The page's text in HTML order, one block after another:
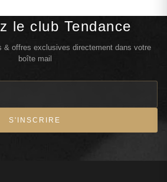
le club Tendance
& offres exclusives directement dans votre
boîte mail
S'INSCRIRE